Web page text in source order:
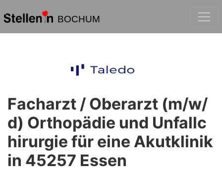
BOCHUM
Facharzt / Oberarzt (m/w/
d) Orthopädie und Unfallc
hirurgie für eine Akutklinik
in 45257 Essen